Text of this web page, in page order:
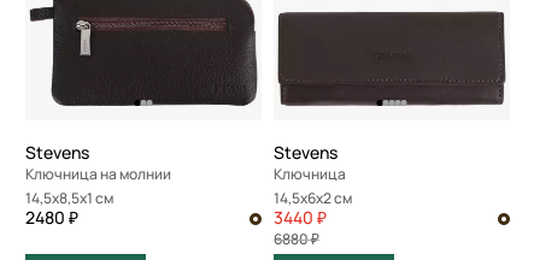
Stevens
Ключница на молнии
14,5x8,5x1 см
2480 ₽
Stevens
Ключница
14,5x6x2 см
3440 ₽
6880 ₽